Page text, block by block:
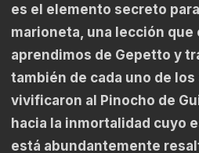
es el elemento secreto
marioneta, una lección que
aprendimos de Gepetto y
también de cada uno de
vivificaron al Pinocho de
hacia la inmortalidad cuyo
está abundantemente